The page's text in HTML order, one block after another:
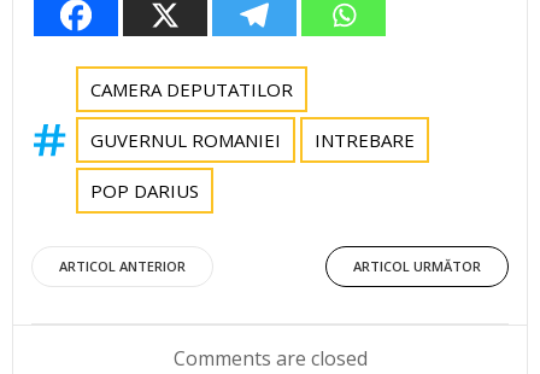
CAMERA DEPUTATILOR
GUVERNUL ROMANIEI INTREBARE
POP DARIUS
Post
navigation
ARTICOL ANTERIOR
Post
navigation
ARTICOL URMĂTOR
Comments are closed